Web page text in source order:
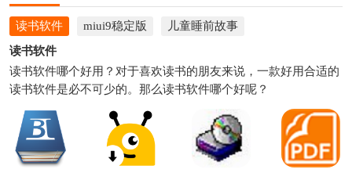
读书软件 miui9稳定版
儿童睡前故事
读书软件
读书软件哪个好用？对于喜欢读书的朋友来说，一款好用合适的
读书软件是必不可少的。那么读书软件哪个好呢？